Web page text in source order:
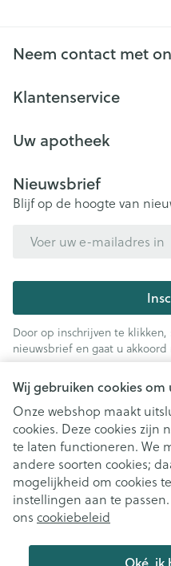
Wij gebruiken cookies
Onze webshop maakt
cookies. Deze cookies zijn
te laten functioneren. We
andere soorten cookies;
mogelijkheid om cookies
instellingen aan te
ons cookiebeleid
Neem contact met
Klantenservice
Uw apotheek
Nieuwsbrief
Blijf op de hoogte van
Door op inschrijven te klikken,
nieuwsbrief en gaat u akkoord
Juridische links